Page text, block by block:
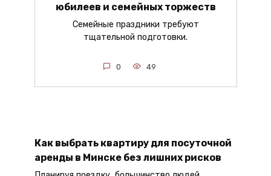
юбилеев и семейных торжеств
Семейные праздники требуют
тщательной подготовки.
0 49
Как выбрать квартиру для посуточной
аренды в Минске без лишних рисков